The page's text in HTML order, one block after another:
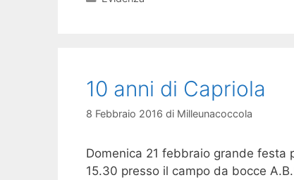
10 anni di Capriola
8 Febbraio 2016 di Milleunacoccola
Domenica 21 febbraio grande festa
15.30 presso il campo da bocce